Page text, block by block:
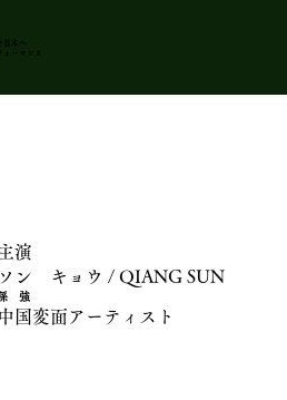
日本 へ
ォーマンス
主演
中国変面アーティスト
ソン キョウ / QIANG SUN
強